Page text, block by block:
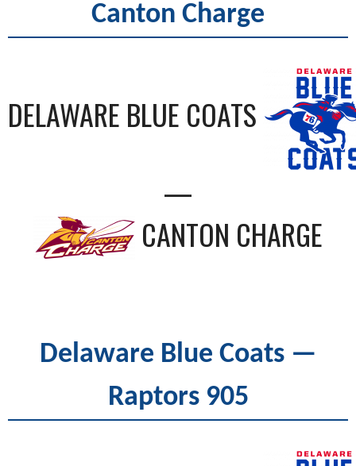
Canton Charge
DELAWARE BLUE COATS
—
CANTON CHARGE
Delaware Blue Coats —
Raptors 905